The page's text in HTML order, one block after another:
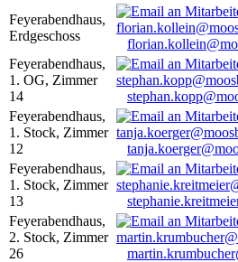
Feyerabendhaus,
Erdgeschoss
Feyerabendhaus,
1. OG, Zimmer
14
Feyerabendhaus,
1. Stock, Zimmer
12
Feyerabendhaus,
1. Stock, Zimmer
13
Feyerabendhaus,
2. Stock, Zimmer
26